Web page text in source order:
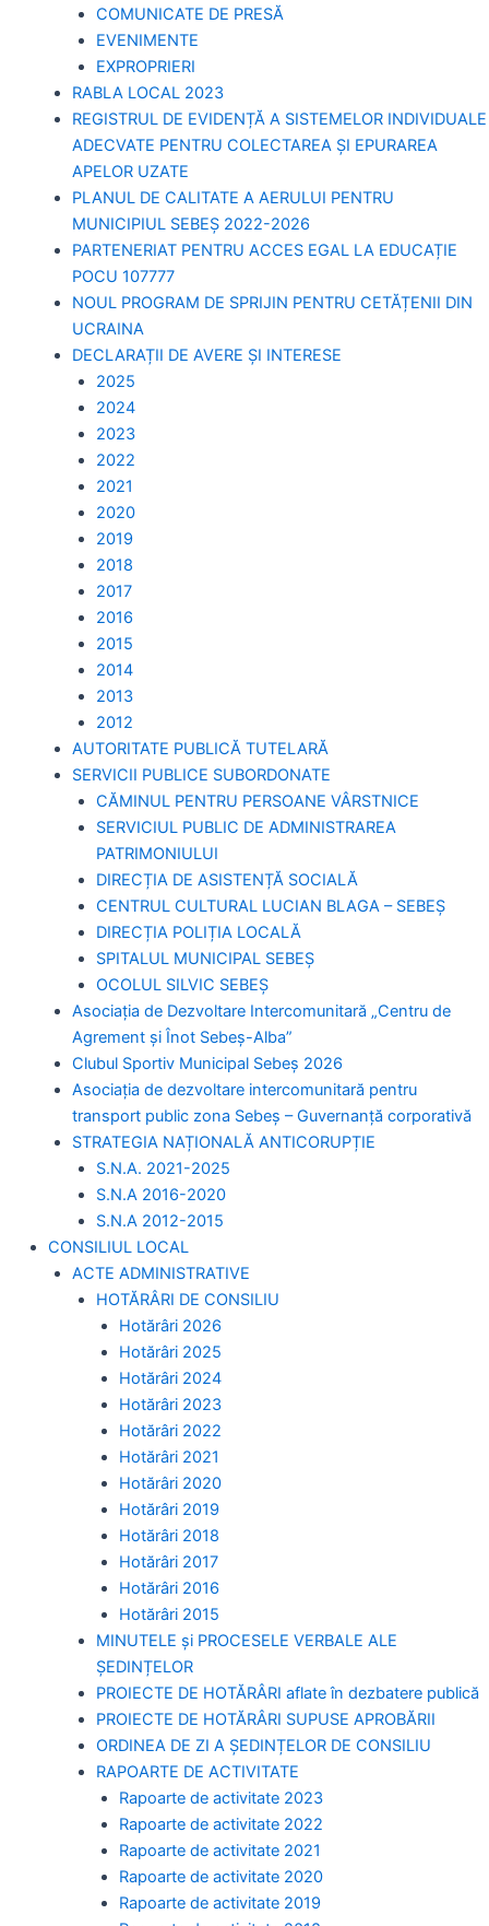
COMUNICATE DE PRESĂ
EVENIMENTE
EXPROPRIERI
RABLA LOCAL 2023
REGISTRUL DE EVIDENȚĂ A SISTEMELOR INDIVIDUALE
ADECVATE PENTRU COLECTAREA ȘI EPURAREA
APELOR UZATE
PLANUL DE CALITATE A AERULUI PENTRU
MUNICIPIUL SEBEȘ 2022-2026
PARTENERIAT PENTRU ACCES EGAL LA EDUCAȚIE
POCU 107777
NOUL PROGRAM DE SPRIJIN PENTRU CETĂȚENII DIN
UCRAINA
DECLARAȚII DE AVERE ȘI INTERESE
2025
2024
2023
2022
2021
2020
2019
2018
2017
2016
2015
2014
2013
2012
AUTORITATE PUBLICĂ TUTELARĂ
SERVICII PUBLICE SUBORDONATE
CĂMINUL PENTRU PERSOANE VÂRSTNICE
SERVICIUL PUBLIC DE ADMINISTRAREA
PATRIMONIULUI
DIRECȚIA DE ASISTENȚĂ SOCIALĂ
CENTRUL CULTURAL LUCIAN BLAGA – SEBEȘ
DIRECȚIA POLIȚIA LOCALĂ
SPITALUL MUNICIPAL SEBEȘ
OCOLUL SILVIC SEBEȘ
Asociația de Dezvoltare Intercomunitară „Centru de
Agrement și Înot Sebeș-Alba”
Clubul Sportiv Municipal Sebeș 2026
Asociația de dezvoltare intercomunitară pentru
transport public zona Sebeș – Guvernanță corporativă
STRATEGIA NAȚIONALĂ ANTICORUPȚIE
S.N.A. 2021-2025
S.N.A 2016-2020
S.N.A 2012-2015
CONSILIUL LOCAL
ACTE ADMINISTRATIVE
HOTĂRÂRI DE CONSILIU
Hotărâri 2026
Hotărâri 2025
Hotărâri 2024
Hotărâri 2023
Hotărâri 2022
Hotărâri 2021
Hotărâri 2020
Hotărâri 2019
Hotărâri 2018
Hotărâri 2017
Hotărâri 2016
Hotărâri 2015
MINUTELE și PROCESELE VERBALE ALE
ȘEDINȚELOR
PROIECTE DE HOTĂRÂRI aflate în dezbatere publică
PROIECTE DE HOTĂRÂRI SUPUSE APROBĂRII
ORDINEA DE ZI A ȘEDINȚELOR DE CONSILIU
RAPOARTE DE ACTIVITATE
Rapoarte de activitate 2023
Rapoarte de activitate 2022
Rapoarte de activitate 2021
Rapoarte de activitate 2020
Rapoarte de activitate 2019